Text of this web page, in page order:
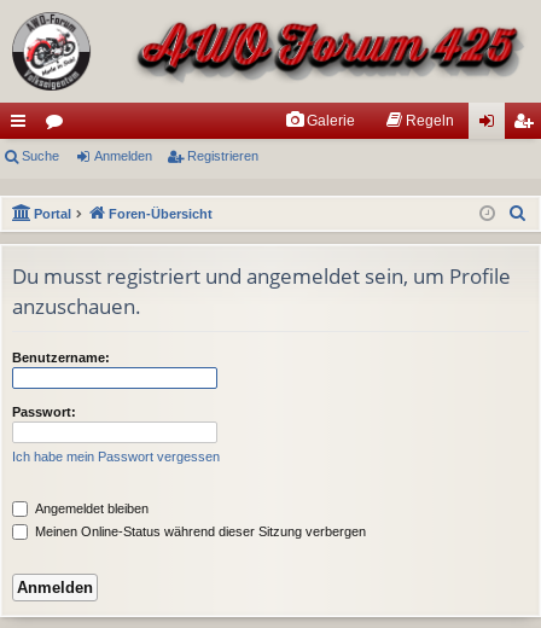
ch
ne
llz
ug
riff
or
en
Galerie Regeln
m
el
de
ist
rie
Suche Anmelden Registrieren
Portal Foren-Übersicht
Du musst registriert und angemeldet sein, um Profile
anzuschauen.
Benutzername:
Passwort:
Ich habe mein Passwort vergessen
Angemeldet bleiben
Meinen Online-Status während dieser Sitzung verbergen